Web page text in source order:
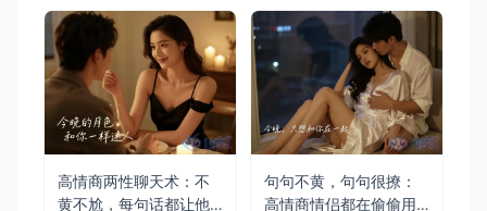
高情商两性聊天术：不
黄不尬，每句话都让他
句句不黄，句句很撩：
高情商情侣都在偷偷用